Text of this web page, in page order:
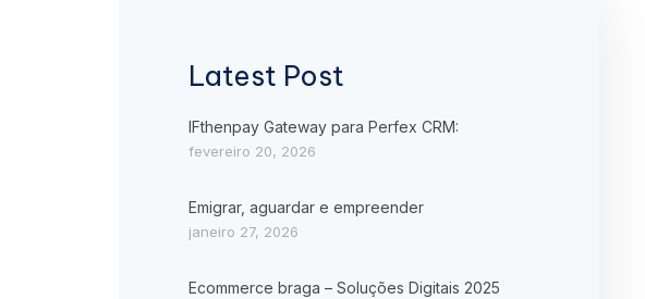
Latest Post
IFthenpay Gateway para Perfex CRM:
fevereiro 20, 2026
Emigrar, aguardar e empreender
janeiro 27, 2026
Ecommerce braga – Soluções Digitais 2025